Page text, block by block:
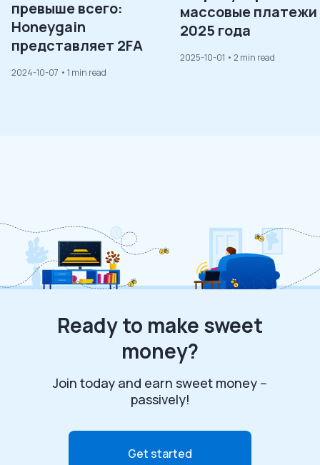
превыше всего:
Honeygain
представляет 2FA
2024-10-07 • 1 min read
массовые платежи
2025 года
2025-10-01 • 2 min read
Ready to make sweet
money?
Join today and earn sweet money --
passively!
Get started